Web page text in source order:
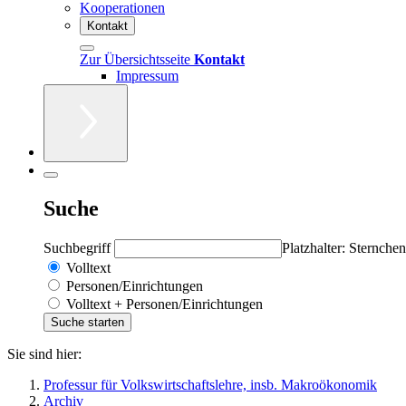
Kooperationen
Kontakt
Zur Übersichtsseite Kontakt
Impressum
Suche
Suchbegriff
Platzhalter:
Volltext
Personen/Einrichtungen
Volltext + Personen/Einrichtungen
Sie sind hier:
Professur für Volkswirtschaftslehre, insb. Makroökonomik
Archiv